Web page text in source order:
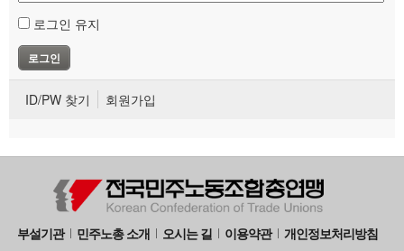
로그인 유지
ID/PW 찾기 회원가입
부설기관 민주노총 소개 오시는 길 이용약관 개인정보처리방침